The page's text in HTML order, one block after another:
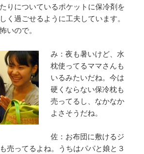
りについているポケットに保冷剤を
く過ごせるように工夫しています。
いので。
み：夜も暑いけど、水
枕使ってるママさんも
いるみたいだね。今は
硬くならない保冷枕も
売ってるし、なかなか
よさそうだね。
佐：お布団に敷けるジ
売ってるよね。うちはパパと娘と３